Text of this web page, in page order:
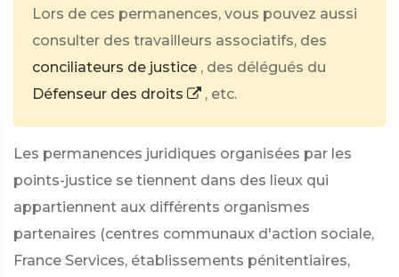
Lors de ces permanences, vous pouvez aussi
consulter des travailleurs associatifs, des
conciliateurs de justice , des délégués du
Défenseur des droits
, etc.
Les permanences juridiques organisées par les
points-justice se tiennent dans des lieux qui
appartiennent aux différents organismes
partenaires (centres communaux d'action sociale,
France Services, établissements pénitentiaires,